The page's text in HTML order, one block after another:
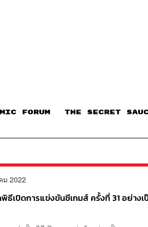
FORUM THE SECRET
ม 2022
ธีเปิดการแข่งขันซีเกมส์ ครั้งที่ 31 อย่างเ